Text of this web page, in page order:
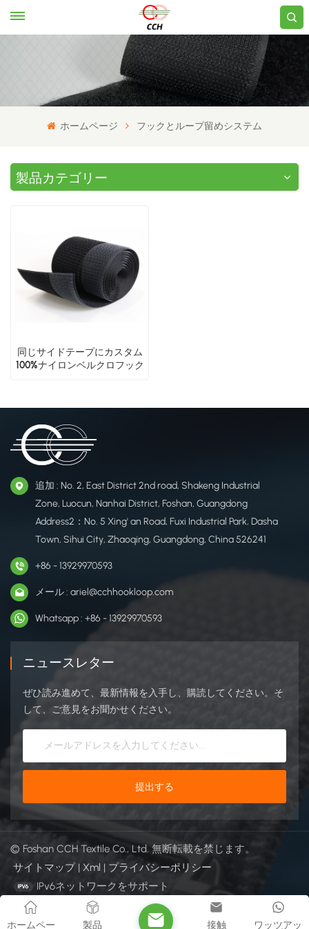
ホームページ フックとループ留めシステム
製品カテゴリー
同じサイドテープにカスタム
100%ナイロンベルクロフック
追加 : No. 2, East District 2nd road, Shakeng Industrial
Zone, Luocun, Nanhai District, Foshan, Guangdong
Address2：No. 5 Xing' an Road, Fuxi Industrial Park, Dasha
Town, Sihui City, Zhaoqing, Guangdong, China 526241
+86 - 13929970593
メール : ariel@cchhookloop.com
Whatsapp : +86 - 13929970593
ニュースレター
ぜひ読み進めて、最新情報を入手し、購読してください。そ
して、ご意見をお聞かせください。
© Foshan CCH Textile Co., Ltd. 無断転載を禁じます。
サイトマップ | Xml | プライバシーポリシー
IPv6ネットワークをサポート
ホームペー 製品 ワッツアッ
接触